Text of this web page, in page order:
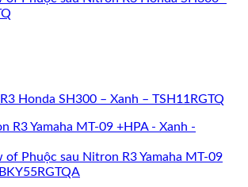
Honda SH300 – Xanh – TSH11RGTQ